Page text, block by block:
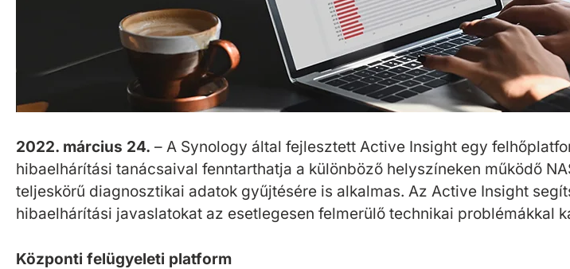
2022. március 24. – A Synology által fejlesztett Active Insight egy
hibaelhárítási tanácsaival fenntarthatja a különböző helyszíneken működő
teljeskörű diagnosztikai adatok gyűjtésére is alkalmas. Az Active Insight
hibaelhárítási javaslatokat az esetlegesen felmerülő technikai problémákkal
Központi felügyeleti platform